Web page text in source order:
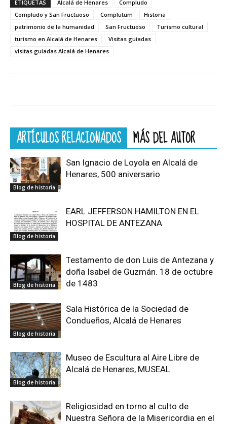
ETIQUETAS Alcalá de Henares
Compludo
Compludo y San Fructuoso
Complutum
Historia
patrimonio de la humanidad
San Fructuoso
Turismo cultural
turismo en Alcalá de Henares
Visitas guiadas
visitas guiadas Alcalá de Henares
ARTÍCULOS RELACIONADOS MÁS DEL AUTOR
Blog de historia
San Ignacio de Loyola en Alcalá de
Henares, 500 aniversario
Blog de historia
EARL JEFFERSON HAMILTON EN EL
HOSPITAL DE ANTEZANA
Blog de historia
Testamento de don Luis de Antezana y
doña Isabel de Guzmán. 18 de octubre
de 1483
Blog de historia
Sala Histórica de la Sociedad de
Condueños, Alcalá de Henares
Blog de historia
Museo de Escultura al Aire Libre de
Alcalá de Henares, MUSEAL
Religiosidad en torno al culto de
Nuestra Señora de la Misericordia en el